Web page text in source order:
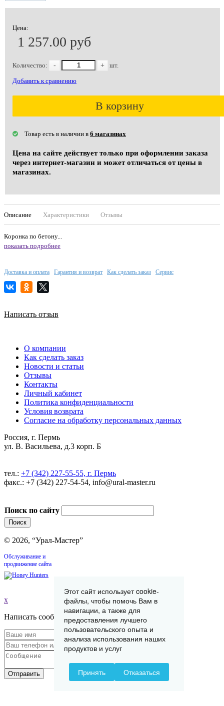
Цена:
1 257.00 руб
Количество: - + шт.
Добавить к сравнению
В корзину
Товар есть в наличии в 6 магазинах
Цена на сайте действует только при оформлении заказа
через интернет-магазин и может отличаться от цены в
магазинах.
Описание Характеристики Отзывы
Коронка по бетону...
показать подробнее
Доставка и оплата Гарантия и возврат Как сделать заказ Сервис
Написать отзыв
О компании
Как сделать заказ
Новости и статьи
Отзывы
Контакты
Личный кабинет
Политика конфиденциальности
Условия возврата
Согласие на обработку персональных данных
Россия, г. Пермь
ул. В. Васильева, д.3 корп. Б
тел.: +7 (342) 227-55-55, г. Пермь
факс.: +7 (342) 227-54-54, info@ural-master.ru
Поиск по сайту
© 2026, “Урал-Мастер”
Обслуживание и
продвижение сайта
x
Написать сообщение
Отправить
Этот сайт использует cookie-
файлы, чтобы помочь Вам в
навигации, а также для
предоставления лучшего
пользовательского опыта и
анализа использования наших
продуктов и услуг
Принять Отказаться